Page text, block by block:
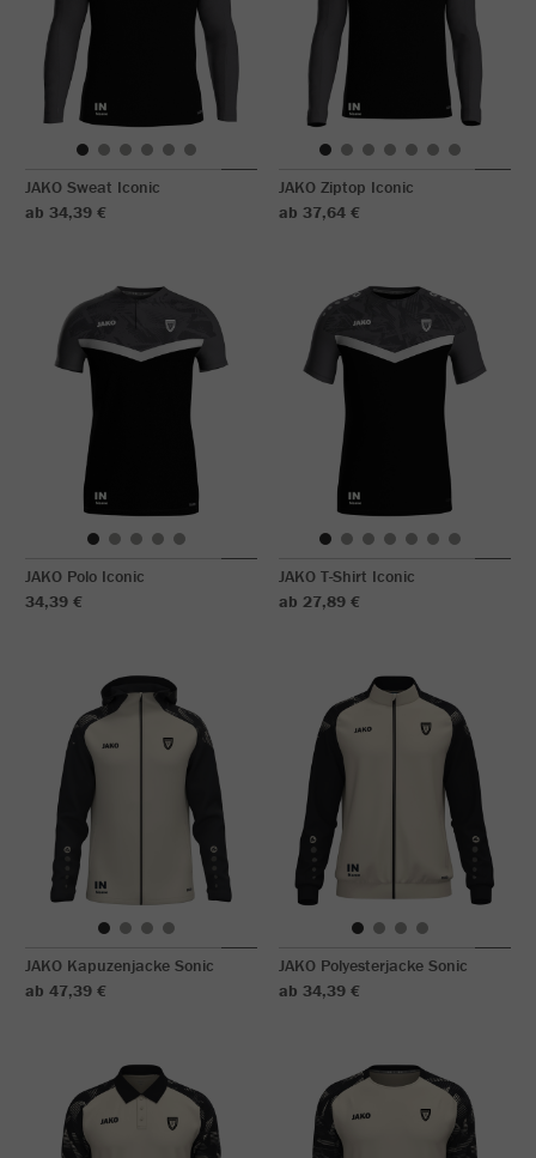
JAKO Sweat Iconic
ab 34,39 €
JAKO Ziptop Iconic
ab 37,64 €
JAKO Polo Iconic
34,39 €
JAKO T-Shirt Iconic
ab 27,89 €
JAKO Kapuzenjacke Sonic
ab 47,39 €
JAKO Polyesterjacke Sonic
ab 34,39 €